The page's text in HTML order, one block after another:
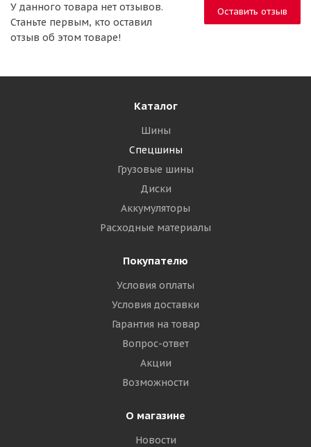
Оставить отзыв
У данного товара нет отзывов.
Станьте первым, кто оставил
отзыв об этом товаре!
Каталог
Шины
Спецшины
Грузовые шины
Диски
Аккумуляторы
Расходные материалы
Покупателю
Условия оплаты
Условия доставки
Гарантия на товар
Вопрос-ответ
Акции
Возможности
О магазине
Новости